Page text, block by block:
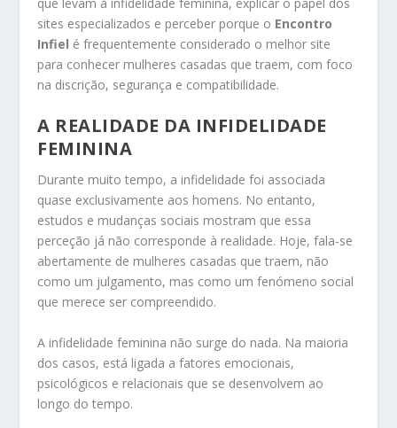
sites especializados e perceber porque o Encontro
Infiel é frequentemente considerado o melhor site
para conhecer mulheres casadas que traem, com foco
na discrição, segurança e compatibilidade.
A REALIDADE DA INFIDELIDADE
FEMININA
Durante muito tempo, a infidelidade foi associada
quase exclusivamente aos homens. No entanto,
estudos e mudanças sociais mostram que essa
perceção já não corresponde à realidade. Hoje, fala-se
abertamente de mulheres casadas que traem, não
como um julgamento, mas como um fenómeno social
que merece ser compreendido.
A infidelidade feminina não surge do nada. Na maioria
dos casos, está ligada a fatores emocionais,
psicológicos e relacionais que se desenvolvem ao
longo do tempo.